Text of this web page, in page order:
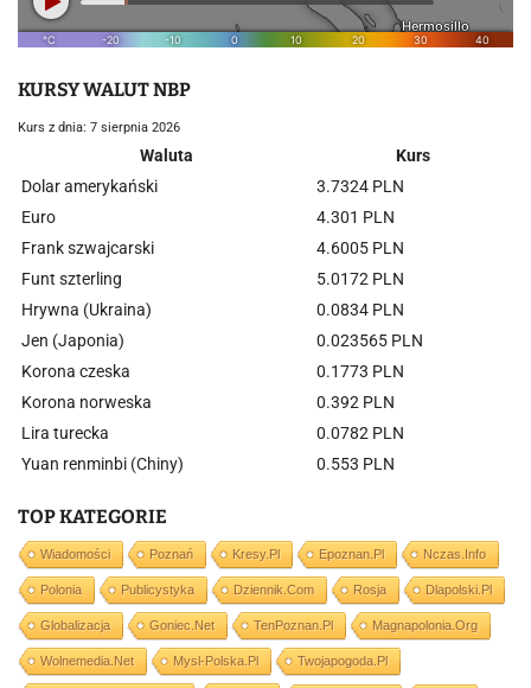
KURSY WALUT NBP
Kurs z dnia: 7 sierpnia 2026
Waluta
Kurs
Dolar amerykański
3.7324 PLN
Euro
4.301 PLN
Frank szwajcarski
4.6005 PLN
Funt szterling
5.0172 PLN
Hrywna (Ukraina)
0.0834 PLN
Jen (Japonia)
0.023565 PLN
Korona czeska
0.1773 PLN
Korona norweska
0.392 PLN
Lira turecka
0.0782 PLN
Yuan renminbi (Chiny)
0.553 PLN
TOP KATEGORIE
Wiadomości Poznań Kresy.pl Epoznan.pl Nczas.info
Polonia Publicystyka Dziennik.com Rosja Dlapolski.pl
Globalizacja Goniec.net TenPoznan.pl Magnapolonia.org
Wolnemedia.net Mysl-Polska.pl Twojapogoda.pl